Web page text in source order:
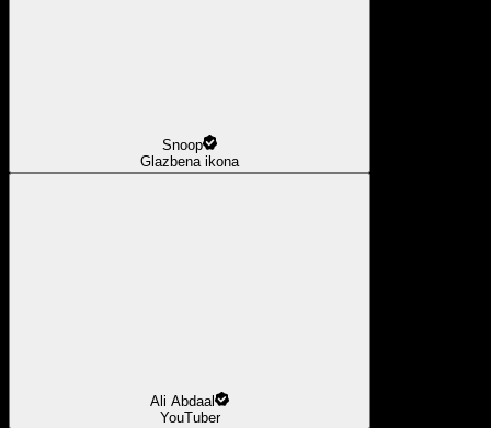
Snoop
Glazbena ikona
Ali Abdaal
YouTuber